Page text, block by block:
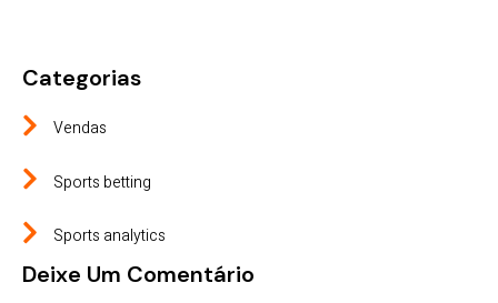
Categorias
Vendas
Sports betting
Sports analytics
Deixe Um Comentário